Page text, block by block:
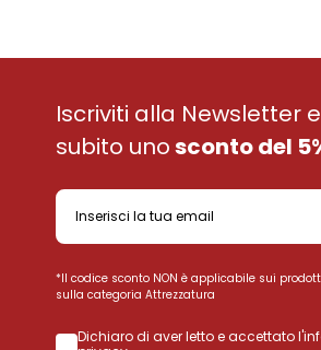
Iscriviti alla Newsletter
subito unosconto del
*Il codice sconto NON è applicabile sui
sulla categoria Attrezzatura
Dichiaro di aver letto e accettato